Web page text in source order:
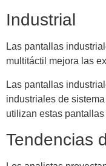
Industrial
Las pantallas
multitáctil mejora las
Las pantallas
industriales de
utilizan estas
Tendencias